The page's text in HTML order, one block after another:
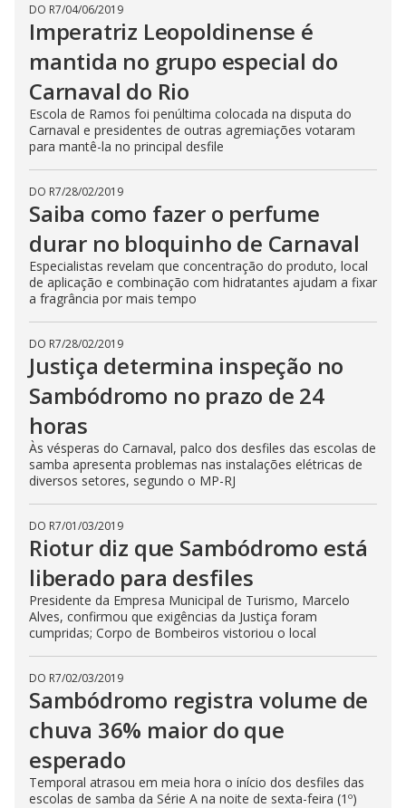
DO R7/04/06/2019
Imperatriz Leopoldinense é
mantida no grupo especial do
Carnaval do Rio
Escola de Ramos foi penúltima colocada na disputa do
Carnaval e presidentes de outras agremiações votaram
para mantê-la no principal desfile
DO R7/28/02/2019
Saiba como fazer o perfume
durar no bloquinho de Carnaval
Especialistas revelam que concentração do produto, local
de aplicação e combinação com hidratantes ajudam a fixar
a fragrância por mais tempo
DO R7/28/02/2019
Justiça determina inspeção no
Sambódromo no prazo de 24
horas
Às vésperas do Carnaval, palco dos desfiles das escolas de
samba apresenta problemas nas instalações elétricas de
diversos setores, segundo o MP-RJ
DO R7/01/03/2019
Riotur diz que Sambódromo está
liberado para desfiles
Presidente da Empresa Municipal de Turismo, Marcelo
Alves, confirmou que exigências da Justiça foram
cumpridas; Corpo de Bombeiros vistoriou o local
DO R7/02/03/2019
Sambódromo registra volume de
chuva 36% maior do que
esperado
Temporal atrasou em meia hora o início dos desfiles das
escolas de samba da Série A na noite de sexta-feira (1º)